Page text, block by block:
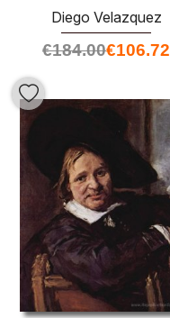
Diego Velazquez
€184.00€106.72